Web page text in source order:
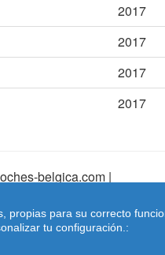
2017
2017
2017
2017
belgica.com |
Coches-
propias para su correcto
tu configuración.: